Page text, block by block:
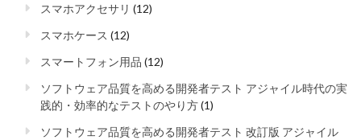
スマホアクセサリ (12)
スマホケース (12)
スマートフォン用品 (12)
ソフトウェア品質を高める開発者テスト アジャイル時代の実
践的・効率的なテストのやり方(1)
ソフトウェア品質を高める開発者テスト 改訂版 アジャイル